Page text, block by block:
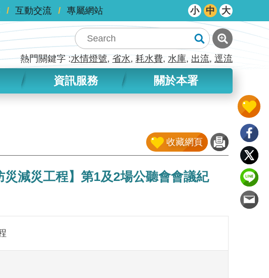
互動交流 專屬網站 小 中 大
熱門關鍵字 水情燈號 省水 耗水費 水庫 出流 逕流
資訊服務 關於本署
收藏網頁
減災工程】第1及2場公聽會會議紀